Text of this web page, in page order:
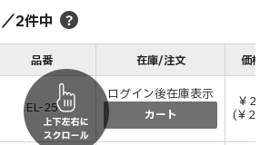
／2件中
品番 在庫/注文 価格(
EL-25
ログイン後在庫表示
カート
￥
(￥